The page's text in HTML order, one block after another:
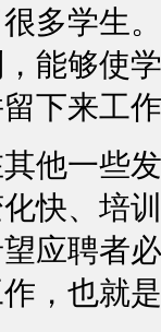
多学生
能够使
下来工作
一些发
快、培
应聘者
，也就